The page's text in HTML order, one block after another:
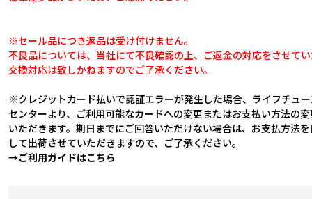
※セール品につき返品は受け付けません。
不良品については、当社にて不良確認の上、ご返金の対応をさせてい
交換対応は致しかねますのでご了承ください。
※クレジットカード払いで認証エラーが発生した場合、ライフチュ
センターより、ご利用可能なカードへの変更またはお支払い方法の
いただきます。期日までにご回答いただけない場合は、お支払方法
して出荷させていただきますので、ご了承ください。
→ご利用ガイドはこちら